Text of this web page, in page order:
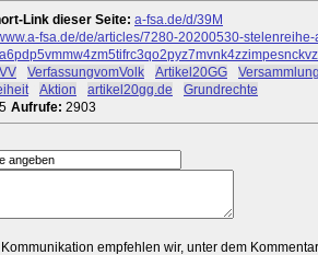
Link dieser Seite: a-fsa.de/d/39M
fsa.de/de/articles/7280-20200530-
VerfassungvomVolk Artikel20GG
Aktion artikel20gg.de
Grundrechte
Aufrufe: 2903
empfehlen wir, unter dem